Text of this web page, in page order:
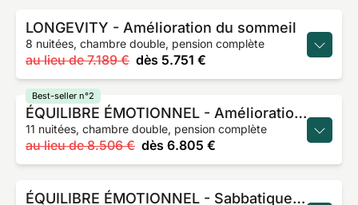
LONGEVITY - Amélioration du sommeil
8 nuitées, chambre double, pension complète
au lieu de 7.189 € dès 5.751 €
ÉQUILIBRE ÉMOTIONNEL - Amélioration cognitive
11 nuitées, chambre double, pension complète
au lieu de 8.506 € dès 6.805 €
Best-seller n°2
ÉQUILIBRE ÉMOTIONNEL - Sabbatique du bien-être